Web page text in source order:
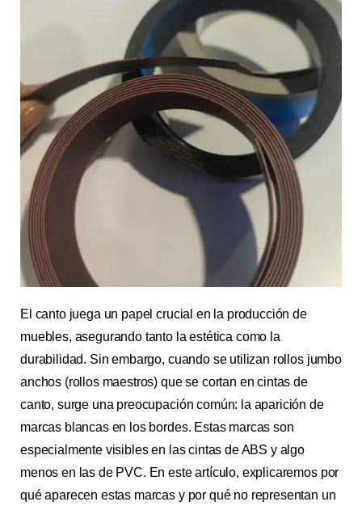
El canto juega un papel crucial en la producción de
muebles, asegurando tanto la estética como la
durabilidad. Sin embargo, cuando se utilizan rollos jumbo
anchos (rollos maestros) que se cortan en cintas de
canto, surge una preocupación común: la aparición de
marcas blancas en los bordes. Estas marcas son
especialmente visibles en las cintas de ABS y algo
menos en las de PVC. En este artículo, explicaremos por
qué aparecen estas marcas y por qué no representan un